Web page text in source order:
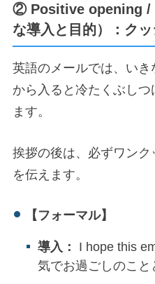
② Positive opening /
な導入と目的）：ク
英語のメールでは、いき
から入ると冷たくぶし
ます。
挨拶の後は、必ずワン
を伝えます。
【フォーマル】
導入：
I hope this
気でお過ごしのこと